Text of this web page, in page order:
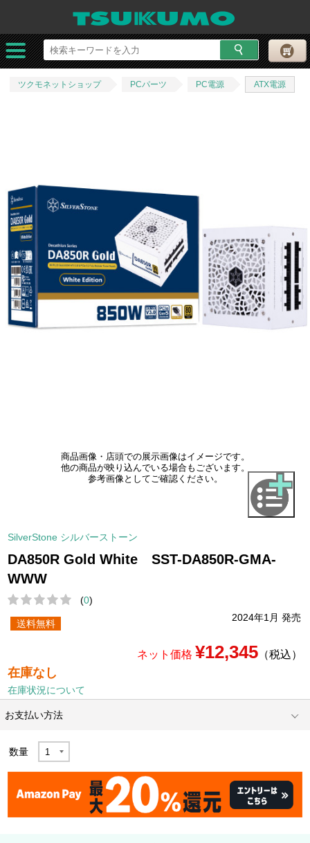
ツクモネットショップ PCパーツ PC電源 ATX電源
商品画像・店頭での展示画像はイメージです。
他の商品が映り込んでいる場合もございます。
参考画像としてご確認ください。
SilverStone シルバーストーン
DA850R Gold White SST-DA850R-GMA-
WWW
(0)
2024年1月 発売
送料無料
ネット価格 ¥12,345（税込）
在庫なし
在庫状況について
お支払い方法
数量